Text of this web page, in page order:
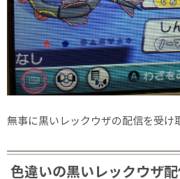
無事に黒いレックウザの配信を受け
色違いの黒いレックウザ